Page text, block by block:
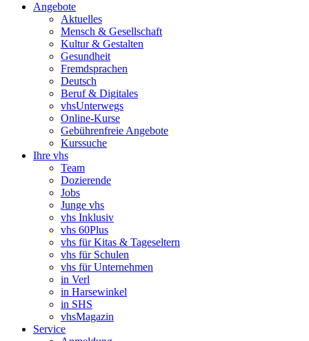
Angebote
Aktuelles
Mensch & Gesellschaft
Kultur & Gestalten
Gesundheit
Fremdsprachen
Deutsch
Beruf & Digitales
vhsUnterwegs
Online-Kurse
Gebührenfreie Angebote
Kurssuche
Ihre vhs
Team
Dozierende
Jobs
Junge vhs
vhs Inklusiv
vhs 60Plus
vhs für Kitas & Tageseltern
vhs für Schulen
vhs für Unternehmen
in Verl
in Harsewinkel
in SHS
vhsMagazin
Service